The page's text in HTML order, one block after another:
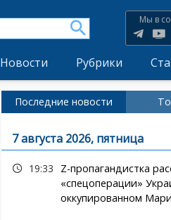
Мы в
Новости Рубрики
Последние новости
7 августа 2026, пятница
19:33
Z-пропагандистка
«спецоперации»
оккупированном